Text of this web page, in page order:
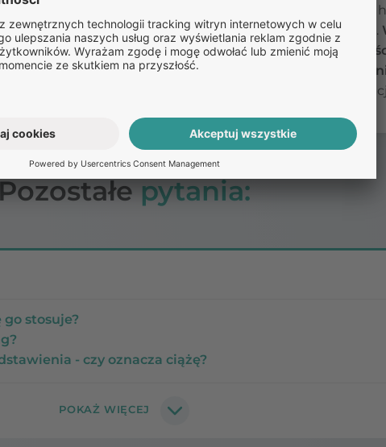
hormonów (etonogestrelu i etynyloestradiolu), które
co utrudnia plemnikom dotarcie do komórki jajowej.
może być zmniejszona, jeśli krążek jest
niektóre leki, które mogą wpływać na jego
problemów z używaniem Ginoring, zaleca się
pytania:
go stosuje?
- czy oznacza ciążę?